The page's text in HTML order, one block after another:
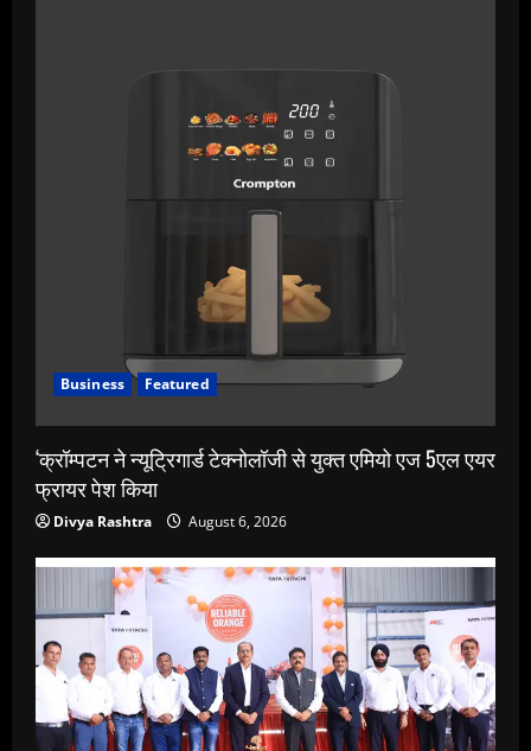
Business Featured
‘क्रॉम्पटन ने न्यूट्रिगार्ड टेक्नोलॉजी से युक्त एमियो एज 5एल एयर
फ्रायर पेश किया
Divya Rashtra August 6, 2026